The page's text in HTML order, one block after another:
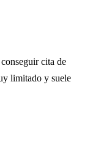
cita de
limitado y suele